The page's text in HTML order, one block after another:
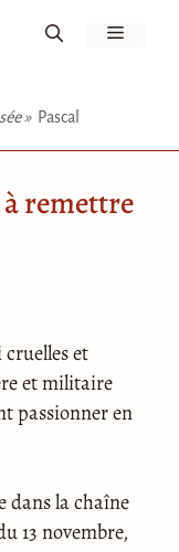
» Pascal
Menu
remettre
cruelles et
et militaire
passionner en
dans la chaîne
13 novembre,